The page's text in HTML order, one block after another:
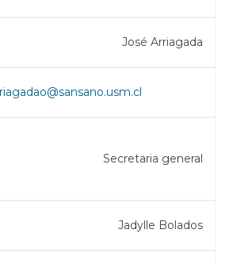
José Arriagada
Secretaria general
Jadylle Bolados